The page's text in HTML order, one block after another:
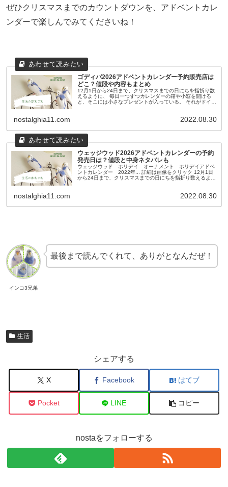
ぜひクリスマスまでのカウントダウンを、アドベントカレ
ンダーで楽しんでみてくださいね！
ゴディバ2026アドベントカレンダー予約販売店は
どこ？値段や内容もまとめ
12月1日から24日まで、クリスマスまでの日にちを指折り数
えるように、 毎日一つずつカレンダーの箱や小窓を開ける
と、そこには小さなプレゼントが入っている。 それがドイツ
nostalghia11.com 2022.08.30
ウェッジウッド2026アドベントカレンダーの予約
発売日は？値段と中身ネタバレも
ウェッジウッド ホリデイ オーナメント ホリデイアドベ
ントカレンダー 2022年... 詳細は画像をクリック 12月1日
から24日まで、クリスマスまでの日にちを指折り数えるよう
nostalghia11.com 2022.08.30
インコ3兄弟
最後まで読んでくれて、ありがとなんだぜ！
生活
シェアする
X Facebook はてブ
Pocket LINE コピー
nostaをフォローする